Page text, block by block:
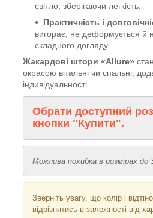
світло, зберігаючи легкість;
Практичність і
вигорає, не деформується й
складного догляду.
Жакардові штори «Allure»
окрасою вітальні чи спальні,
індивідуальності.
Обрати доступний
кнопки "Купити".
Можлива похибка в розмірах до
Зверніть увагу, що колір і
відрізнятись в залежності від